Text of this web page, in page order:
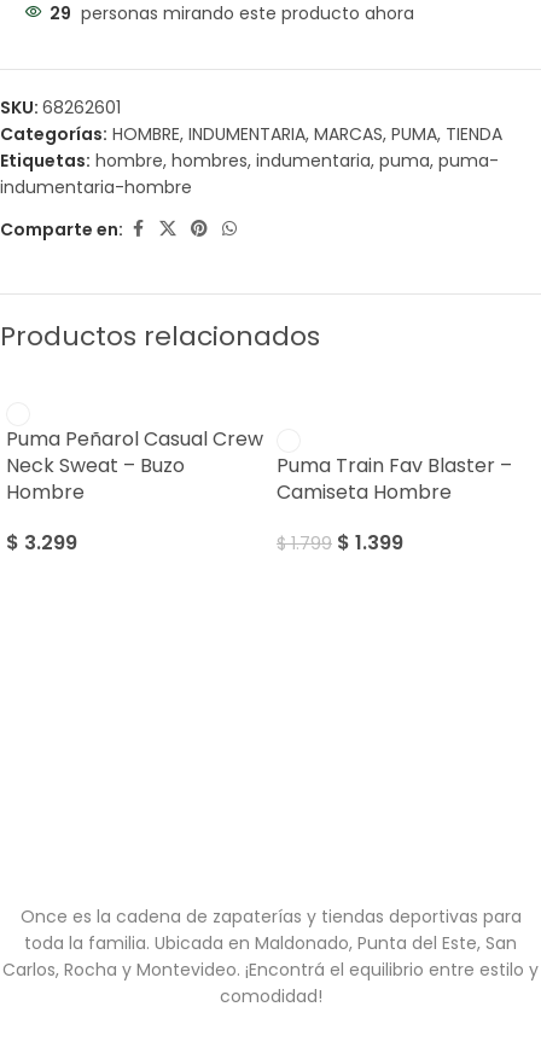
29 personas mirando este producto ahora
SKU: 68262601
Categorías: HOMBRE, INDUMENTARIA, MARCAS, PUMA, TIENDA
Etiquetas: hombre, hombres, indumentaria, puma, puma-
indumentaria-hombre
Comparte en:
Productos relacionados
Puma Peñarol Casual Crew
Neck Sweat – Buzo
Hombre
$ 3.299
Puma Train Fav Blaster –
Camiseta Hombre
$1.799 $ 1.399
Once es la cadena de zapaterías y tiendas deportivas para
toda la familia. Ubicada en Maldonado, Punta del Este, San
Carlos, Rocha y Montevideo. ¡Encontrá el equilibrio entre estilo y
comodidad!